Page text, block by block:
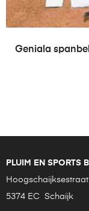
Geniala
PLUIM EN SPORTS
5374 EC Schaijk